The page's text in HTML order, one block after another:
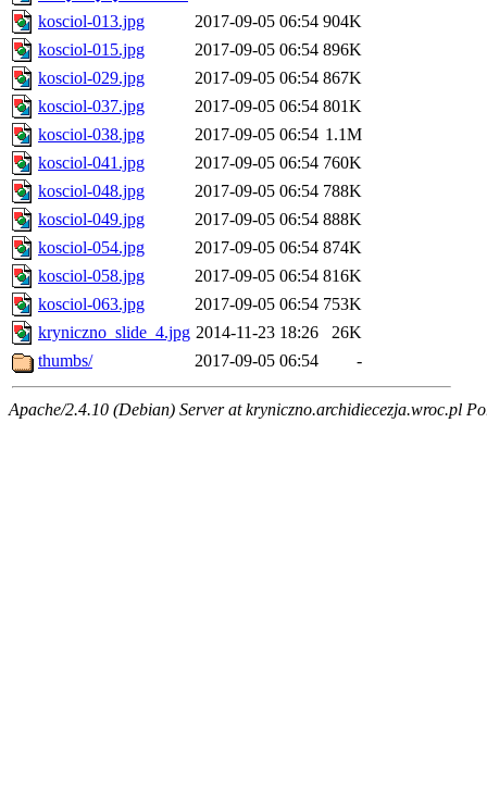
kosciol-013.jpg
2017-09-05 06:54 904K
kosciol-015.jpg
2017-09-05 06:54 896K
kosciol-029.jpg
2017-09-05 06:54 867K
kosciol-037.jpg
2017-09-05 06:54 801K
kosciol-038.jpg
2017-09-05 06:54 1.1M
kosciol-041.jpg
2017-09-05 06:54 760K
kosciol-048.jpg
2017-09-05 06:54 788K
kosciol-049.jpg
2017-09-05 06:54 888K
kosciol-054.jpg
2017-09-05 06:54 874K
kosciol-058.jpg
2017-09-05 06:54 816K
kosciol-063.jpg
2017-09-05 06:54 753K
kryniczno_slide_4.jpg 2014-11-23 18:26
26K
thumbs/
2017-09-05 06:54 -
Apache/2.4.10 (Debian) Server at kryniczno.archidiecezja.wroc.pl